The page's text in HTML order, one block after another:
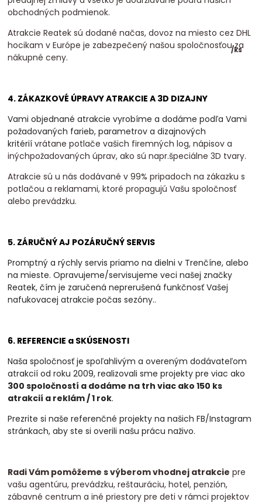
/ks
obchodných podmienok.
Atrakcie Reatek sú dodané načas, dovoz na miesto cez DHL
hocikam v Európe je zabezpečený našou spoločnosťou za
nákupné ceny.
4. ZÁKAZKOVÉ ÚPRAVY ATRAKCIE A 3D DIZAJNY
Vami objednané atrakcie vyrobíme a dodáme podľa Vami
požadovaných farieb, parametrov a dizajnových
kritérií vrátane potlače vašich firemných log, nápisov a
inýchpožadovaných úprav, ako sú napr.špeciálne 3D tvary.
Atrakcie sú u nás dodávané v 99% pripadoch na zákazku s
potlačou a reklamami, ktoré propagujú Vašu spoločnosť
alebo prevádzku.
5. ZÁRUČNÝ AJ POZÁRUČNÝ SERVIS
Promptný a rýchly servis priamo na dielni v Trenčíne, alebo
na mieste. Opravujeme/servisujeme veci našej značky
Reatek, čím je zaručená neprerušená funkčnosť Vašej
nafukovacej atrakcie počas sezóny..
6. REFERENCIE a SKÚSENOSTI
Naša spoločnosť je spoľahlivým a overeným dodávateľom
atrakcií od roku 2009, realizovalisme projekty pre viac ako
300 spoločností a dodáme na trh viac ako 150 ks
atrakcií a reklám / 1 rok.
Prezrite si naše referenčné projekty na našich FB/Instagram
stránkach, aby ste si overili našu prácu naživo.
Radi Vám pomôžeme s výberom vhodnej atrakcie pre
vašu agentúru, prevádzku, reštauráciu, hotel, penzión,
zábavné centrum a iné priestory pre deti v rámci projektov